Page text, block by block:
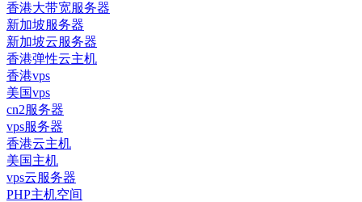
香港大带宽服务器
新加坡服务器
新加坡云服务器
香港弹性云主机
香港vps
美国vps
cn2服务器
vps服务器
香港云主机
美国主机
vps云服务器
PHP主机空间